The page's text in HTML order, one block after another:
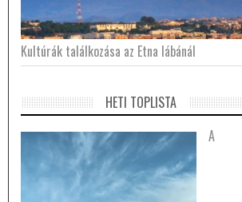
Kultúrák találkozása az Etna lábánál
HETI TOPLISTA
A